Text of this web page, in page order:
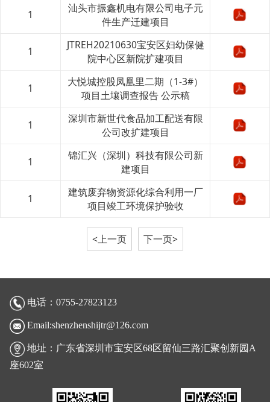
1
汕头市振鑫机电有限公司电子元
件生产迁建项目
1
JTREH20210630宝安区妇幼保健
院中心区新院扩建项目
1
大悦城控股凤凰里二期（1-3#）
项目土壤调查报告 公示稿
1
深圳市新世代食品加工配送有限
公司改扩建项目
1
锦汇兴（深圳）科技有限公司新
建项目
1
建筑废弃物资源化综合利用一厂
项目竣工环境保护验收
<上一页 下一页>
电话：0755-27823123
Email:shenzhenshijtr@126.com
地址：广东省深圳市宝安区68区留仙三路汇聚创新园A
座602室